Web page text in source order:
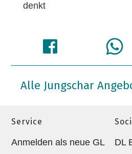
denkt
Alle Jungschar
Service
Anmelden als neue GL
DL